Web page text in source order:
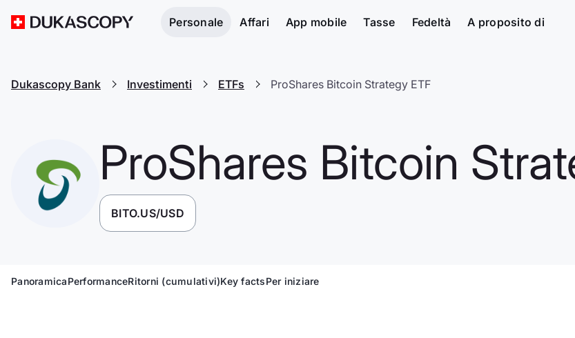
Personale Affari App mobile Tasse Fedeltà A proposito di
Dukascopy Bank Investimenti ETFs ProShares Bitcoin Strategy ETF
ProShares Bitcoin
BITO.US/USD
PanoramicaPerformanceRitorni (cumulativi)Key factsPer iniziare